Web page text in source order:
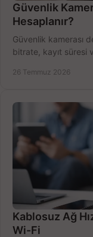
Güvenlik
Hesaplanır?
Güvenlik kamerası
bitrate, kayıt süresi
26 Temmuz 2026
Kablosuz Ağ
Wi-Fi